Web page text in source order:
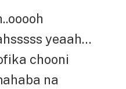
yeaah…
chooni
na